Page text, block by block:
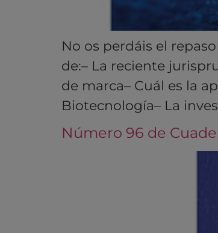
No os perdáis el
de:– La reciente
de marca– Cuál es la
Biotecnología– La
Número 96 de